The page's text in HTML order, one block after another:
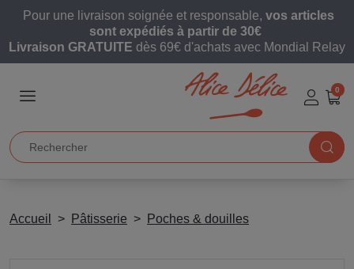
Pour une livraison soignée et responsable, vos articles
sont expédiés à partir de 30€
Livraison GRATUITE dès 69€ d'achats avec Mondial Relay
0
Accueil Pâtisserie Poches & douilles